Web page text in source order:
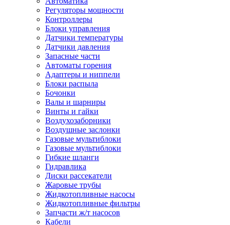
Регуляторы мощности
Контроллеры
Блоки управления
Датчики температуры
Датчики давления
Запасные части
Автоматы горения
Адаптеры и ниппели
Блоки распыла
Бочонки
Валы и шарниры
Винты и гайки
Воздухозаборники
Воздушные заслонки
Газовые мультиблоки
Газовые мультиблоки
Гибкие шланги
Гидравлика
Диски рассекатели
Жаровые трубы
Жидкотопливные насосы
Жидкотопливные фильтры
Запчасти ж/т насосов
Кабели